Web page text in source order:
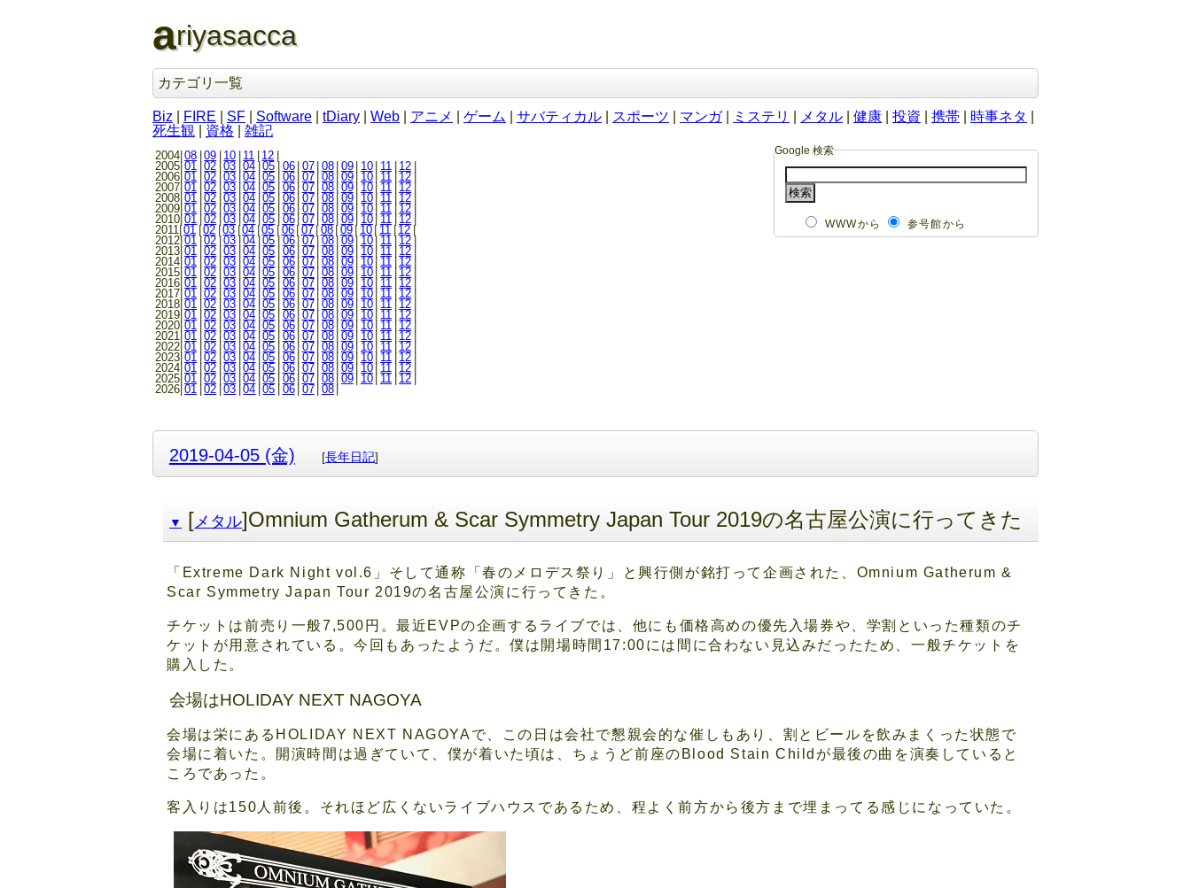
ariyasacca
カテゴリ一覧
Biz FIRE SF Software tDiary Web アニメ ゲーム サバティカル スポーツ マンガ| ミステリ メタル 健康 投資 携帯 時事ネタ
死生観
資格 雑記
Google 検索
WWWから 参号館から
2004| 08 09 10 11 12
2005|01 |02 |03 |04 | 05 | 06 07 08 09 10 11 12
2006|01 |02 |03 |04 |05 | 06 | 07 | 08 | 09 | 10 | 11 | 12 |
2007|01 |02 |03 |04 |05 | 06 | 07 | 08 | 09 | 10 | 11 | 12 |
2008|01 |02 |03 |04 |05 | 06 | 07 | 08 | 09 | 10 | 11 | 12 |
2009|01 |02 |03 |04 |05 | 06 | 07 | 08 | 09 | 10 | 11 | 12 |
2010|01 |02 |03 |04 |05 | 06 | 07 | 08 | 09 | 10 | 11 | 12 |
2011|01 |02 |03 |04 |05 |06 |07 |08 |09 | 10 | 11 | 12 |
2012| 01 | 02 | 03 | 04 | 05 | 06| 07| 08| 09| 10| 11 | 12 |
2013|01 |02 |03 |04 |05 | 06 | 07 | 08 | 09 | 10 | 11 | 12 |
2014|01 |02 |03 |04 |05 | 06 | 07 | 08 | 09 | 10 | 11 | 12 |
2015|01 |02 |03 |04 |05 | 06 | 07 | 08 | 09 | 10 | 11 | 12 |
2016|01 |02 |03 |04 |05 | 06 | 07 | 08 | 09 | 10 | 11 | 12 |
2017|01 |02 |03 |04 |05 | 06 | 07 | 08 | 09 | 10 | 11 | 12 |
2018|01 |02 |03 |04 |05 | 06 | 07 | 08 | 09 | 10 | 11 | 12 |
2019|01 |02 |03 |04 |05 | 06 | 07 | 08 | 09 | 10 | 11 | 12 |
2020|01 |02 |03 |04 |05 | 06 | 07 | 08 | 09 | 10 | 11 | 12 |
2021|01 |02 |03 |04 |05 | 06 | 07 | 08 | 09 | 10 | 11 | 12 |
2022|01 |02 |03 |04 |05 | 06 | 07 | 08 | 09 | 10 | 11 | 12 |
2023|01 |02 |03 |04 |05 | 06 | 07 | 08 | 09 | 10 | 11 | 12 |
2024|01 |02 |03 |04 |05 | 06 | 07 | 08 | 09 | 10 | 11 | 12 |
2025|01 |02 |03 |04 |05 | 06 | 07 | 08 | 09 | 10 | 11 | 12 |
2026|01 |02 |03 |04 |05 | 06 | 07 | 08 |
2019-04-05 (金) [長年日記]
▼ [メタル]Omnium Gatherum & Scar Symmetry Japan Tour 2019の名古屋公演に行ってきた
「Extreme Dark Night vol.6」そして通称「春のメロデス祭り」と興行側が銘打って企画された、Omnium Gatherum &
Scar Symmetry Japan Tour 2019の名古屋公演に行ってきた。
チケットは前売り一般7,500円。最近EVPの企画するライブでは、他にも価格高めの優先入場券や、学割といった種類のチ
ケットが用意されている。今回もあったようだ。僕は開場時間17:00には間に合わない見込みだったため、一般チケットを
購入した。
会場はHOLIDAY NEXT NAGOYA
会場は栄にあるHOLIDAY NEXT NAGOYAで、この日は会社で懇親会的な催しもあり、割とビールを飲みまくった状態で
会場に着いた。開演時間は過ぎていて、僕が着いた頃は、ちょうど前座のBlood Stain Childが最後の曲を演奏していると
ころであった。
客入りは150人前後。それほど広くないライブハウスであるため、程よく前方から後方まで埋まってる感じになっていた。